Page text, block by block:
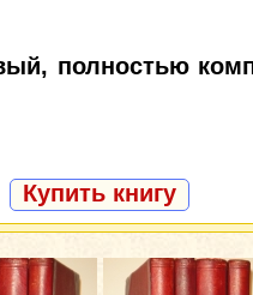
полностью
Купить книгу